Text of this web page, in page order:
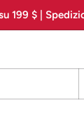
199 $ |